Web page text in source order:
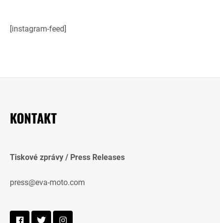
[instagram-feed]
KONTAKT
Tiskové zprávy / Press Releases
press@eva-moto.com